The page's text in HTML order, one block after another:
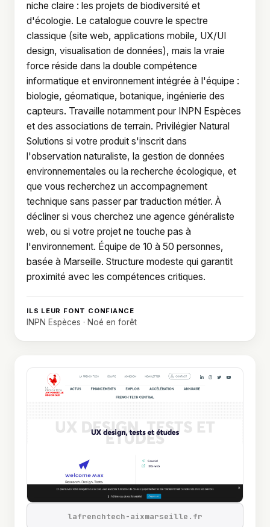
niche claire : les projets de biodiversité et
d'écologie. Le catalogue couvre le spectre
classique (site web, applications mobile, UX/UI
design, visualisation de données), mais la vraie
force réside dans la double compétence
informatique et environnement intégrée à l'équipe :
biologie, géomatique, botanique, ingénierie des
capteurs. Travaille notamment pour INPN Espèces
et des associations de terrain. Privilégier Natural
Solutions si votre produit s'inscrit dans
l'observation naturaliste, la gestion de données
environnementales ou la recherche écologique, et
que vous recherchez un accompagnement
technique sans passer par traduction métier. À
décliner si vous cherchez une agence généraliste
web, ou si votre projet ne touche pas à
l'environnement. Équipe de 10 à 50 personnes,
basée à Marseille. Structure modeste qui garantit
proximité avec les compétences critiques.
ILS LEUR FONT CONFIANCE
INPN Espèces · Noé en forêt
lafrenchtech-aixmarseille.fr